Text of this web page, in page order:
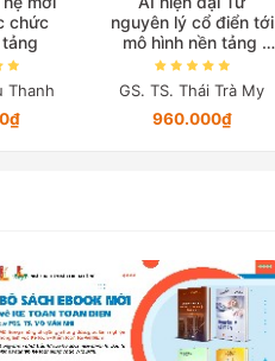
chức
Thanh
nguyên lý cổ điển tới
mô hình nền tảng
(Bản in màu đặc biệt)
GS. TS. Thái Trà My
960.000₫